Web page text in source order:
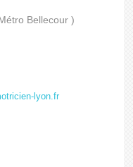
Bellecour )
lyon.fr